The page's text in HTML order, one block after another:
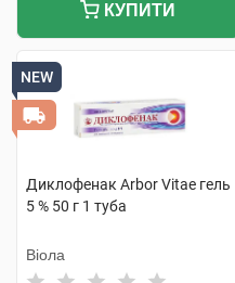
КУПИТИ
NEW
Диклофенак Arbor Vitae гель
5 % 50 г 1 туба
Віола